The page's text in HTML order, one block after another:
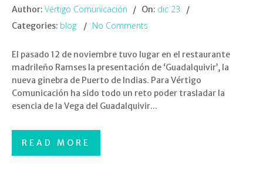
Author: Vértigo Comunicación On: dic 23
Categories: blog No Comments
El pasado 12 de noviembre tuvo lugar en el restaurante
madrileño Ramses la presentación de ‘Guadalquivir’, la
nueva ginebra de Puerto de Indias. Para Vértigo
Comunicación ha sido todo un reto poder trasladar la
esencia de la Vega del Guadalquivir...
READ MORE